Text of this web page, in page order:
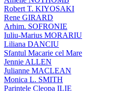
Robert T. KIYOSAKI
Rene GIRARD
Arhim. SOFRONIE
Iuliu-Marius MORARIU
Liliana DANCIU
Sfantul Macarie cel Mare
Jennie ALLEN
Julianne MACLEAN
Monica L. SMITH
Parintele Cleopa ILIE